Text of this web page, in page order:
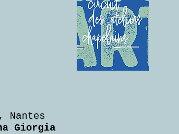
Nantes
Giorgia